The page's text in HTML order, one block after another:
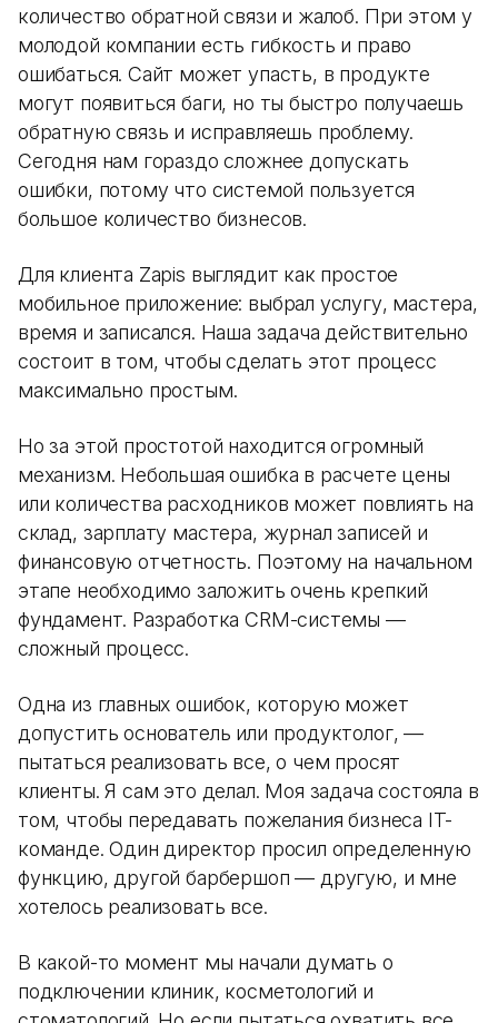
количество обратной связи и жалоб. При этом у
молодой компании есть гибкость и право
ошибаться. Сайт может упасть, в продукте
могут появиться баги, но ты быстро получаешь
обратную связь и исправляешь проблему.
Сегодня нам гораздо сложнее допускать
ошибки, потому что системой пользуется
большое количество бизнесов.
Для клиента Zapis выглядит как простое
мобильное приложение: выбрал услугу, мастера,
время и записался. Наша задача действительно
состоит в том, чтобы сделать этот процесс
максимально простым.
Но за этой простотой находится огромный
механизм. Небольшая ошибка в расчете цены
или количества расходников может повлиять на
склад, зарплату мастера, журнал записей и
финансовую отчетность. Поэтому на начальном
этапе необходимо заложить очень крепкий
фундамент. Разработка CRM-системы —
сложный процесс.
Одна из главных ошибок, которую может
допустить основатель или продуктолог, —
пытаться реализовать все, о чем просят
клиенты. Я сам это делал. Моя задача состояла в
том, чтобы передавать пожелания бизнеса IT-
команде. Один директор просил определенную
функцию, другой барбершоп — другую, и мне
хотелось реализовать все.
В какой-то момент мы начали думать о
подключении клиник, косметологий и